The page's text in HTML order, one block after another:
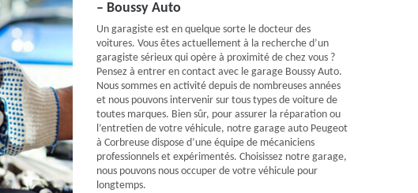
– Boussy Auto
Un garagiste est en quelque sorte le docteur des
voitures. Vous êtes actuellement à la recherche d’un
garagiste sérieux qui opère à proximité de chez vous ?
Pensez à entrer en contact avec le garage Boussy Auto.
Nous sommes en activité depuis de nombreuses années
et nous pouvons intervenir sur tous types de voiture de
toutes marques. Bien sûr, pour assurer la réparation ou
l’entretien de votre véhicule, notre garage auto Peugeot
à Corbreuse dispose d’une équipe de mécaniciens
professionnels et expérimentés. Choisissez notre garage,
nous pouvons nous occuper de votre véhicule pour
longtemps.